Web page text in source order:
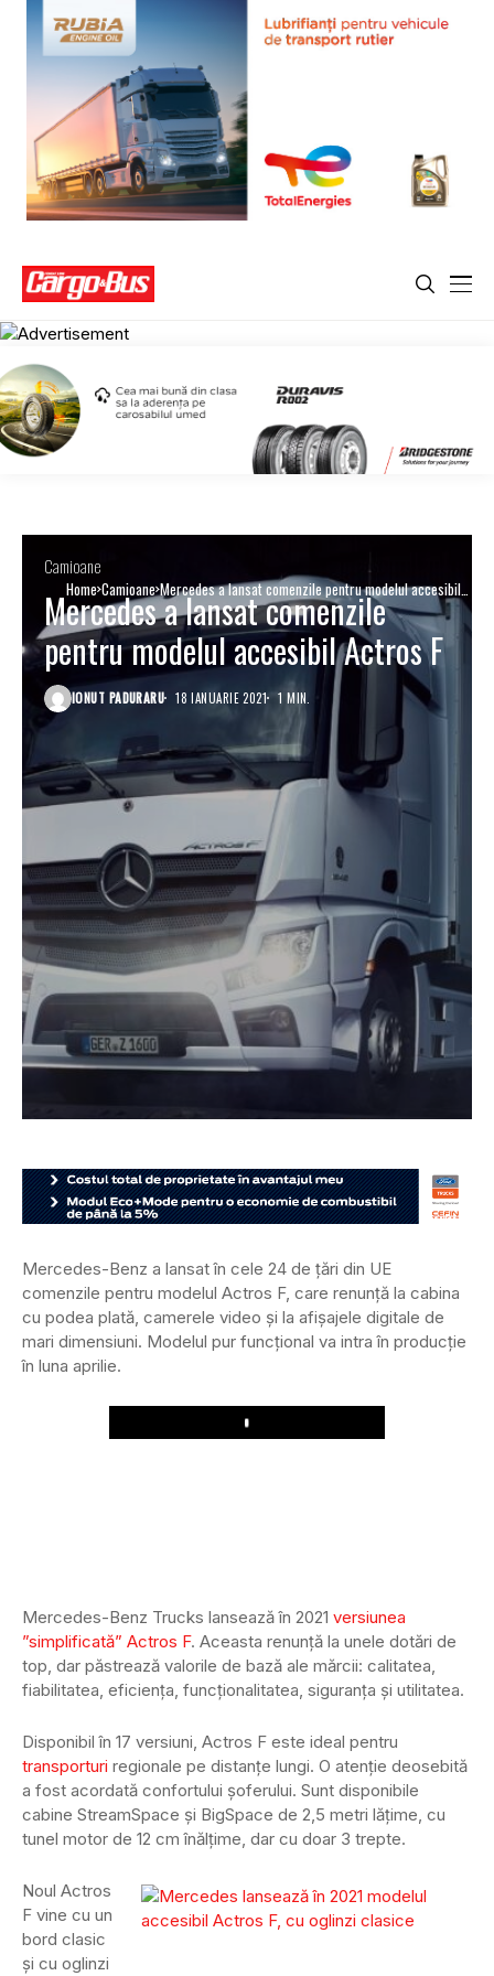
Home Camioane Mercedes a lansat comenzile pentru modelul accesibil
Actros F
Camioane
Mercedes a lansat comenzile
pentru modelul accesibil Actros F
IONUT PADURARU 18 IANUARIE 2021 1 MIN.
Mercedes-Benz a lansat în cele 24 de țări din UE
comenzile pentru modelul Actros F, care renunță la cabina
cu podea plată, camerele video și la afișajele digitale de
mari dimensiuni. Modelul pur funcțional va intra în producție
în luna aprilie.
Play
Mercedes-Benz Trucks lansează în 2021 versiunea
”simplificată” Actros F. Aceasta renunță la unele dotări de
top, dar păstrează valorile de bază ale mărcii: calitatea,
fiabilitatea, eficiența, funcționalitatea, siguranța și utilitatea.
Disponibil în 17 versiuni, Actros F este ideal pentru
transporturi regionale pe distanțe lungi. O atenție deosebită
a fost acordată confortului șoferului. Sunt disponibile
cabine StreamSpace și BigSpace de 2,5 metri lățime, cu
tunel motor de 12 cm înălțime, dar cu doar 3 trepte.
Noul Actros
F vine cu un
bord clasic
și cu oglinzi